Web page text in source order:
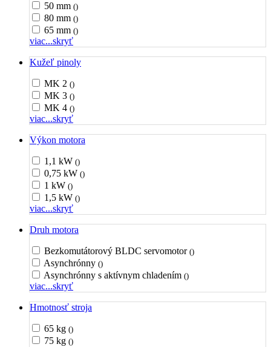
50 mm ()
80 mm ()
65 mm ()
viac...skryť
Kužeľ pinoly
MK 2 ()
MK 3 ()
MK 4 ()
viac...skryť
Výkon motora
1,1 kW ()
0,75 kW ()
1 kW ()
1,5 kW ()
viac...skryť
Druh motora
Bezkomutátorový BLDC servomotor ()
Asynchrónny ()
Asynchrónny s aktívnym chladením ()
viac...skryť
Hmotnosť stroja
65 kg ()
75 kg ()